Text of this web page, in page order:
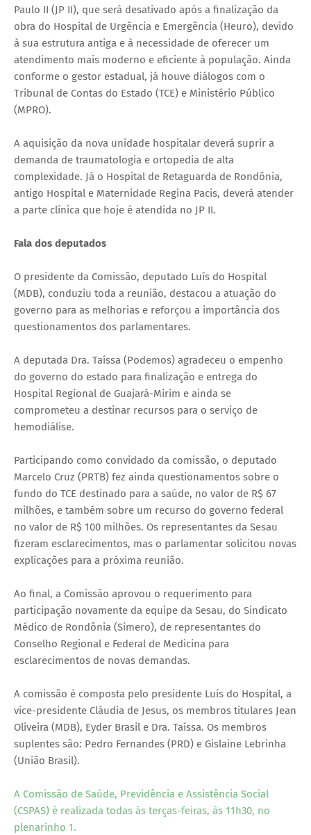
Paulo II (JP II), que será desativado após a finalização da
obra do Hospital de Urgência e Emergência (Heuro), devido
à sua estrutura antiga e à necessidade de oferecer um
atendimento mais moderno e eficiente à população. Ainda
conforme o gestor estadual, já houve diálogos com o
Tribunal de Contas do Estado (TCE) e Ministério Público
(MPRO).
A aquisição da nova unidade hospitalar deverá suprir a
demanda de traumatologia e ortopedia de alta
complexidade. Já o Hospital de Retaguarda de Rondônia,
antigo Hospital e Maternidade Regina Pacis, deverá atender
a parte clínica que hoje é atendida no JP II.
Fala dos deputados
O presidente da Comissão, deputado Luís do Hospital
(MDB), conduziu toda a reunião, destacou a atuação do
governo para as melhorias e reforçou a importância dos
questionamentos dos parlamentares.
A deputada Dra. Taíssa (Podemos) agradeceu o empenho
do governo do estado para finalização e entrega do
Hospital Regional de Guajará-Mirim e ainda se
comprometeu a destinar recursos para o serviço de
hemodiálise.
Participando como convidado da comissão, o deputado
Marcelo Cruz (PRTB) fez ainda questionamentos sobre o
fundo do TCE destinado para a saúde, no valor de R$ 67
milhões, e também sobre um recurso do governo federal
no valor de R$ 100 milhões. Os representantes da Sesau
fizeram esclarecimentos, mas o parlamentar solicitou novas
explicações para a próxima reunião.
Ao final, a Comissão aprovou o requerimento para
participação novamente da equipe da Sesau, do Sindicato
Médico de Rondônia (Simero), de representantes do
Conselho Regional e Federal de Medicina para
esclarecimentos de novas demandas.
A comissão é composta pelo presidente Luís do Hospital, a
vice-presidente Cláudia de Jesus, os membros titulares Jean
Oliveira (MDB), Eyder Brasil e Dra. Taíssa. Os membros
suplentes são: Pedro Fernandes (PRD) e Gislaine Lebrinha
(União Brasil).
A Comissão de Saúde, Previdência e Assistência Social
(CSPAS) é realizada todas às terças-feiras, às 11h30, no
plenarinho 1.